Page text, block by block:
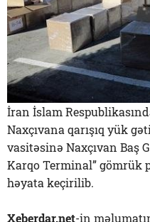
İran İslam
Naxçıvana qarışıq yük
vasitəsinə Naxçıvan Baş
Karqo Terminal” gömrük
həyata keçirilib.
Xeberdar.net-in